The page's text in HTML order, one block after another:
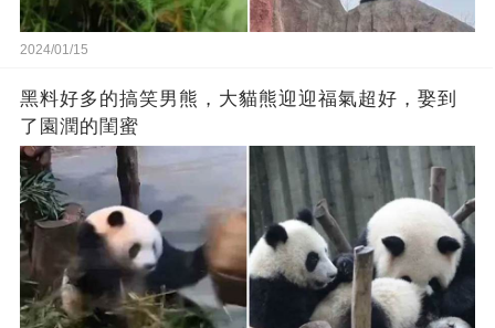
2024/01/15
黑料好多的搞笑男熊，大貓熊迎迎福氣超好，娶到
了園潤的閨蜜